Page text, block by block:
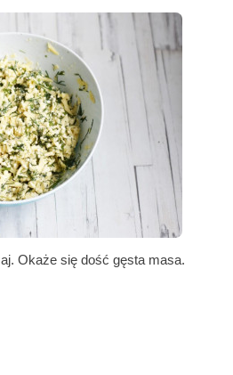
Okaże się dość gęsta masa.